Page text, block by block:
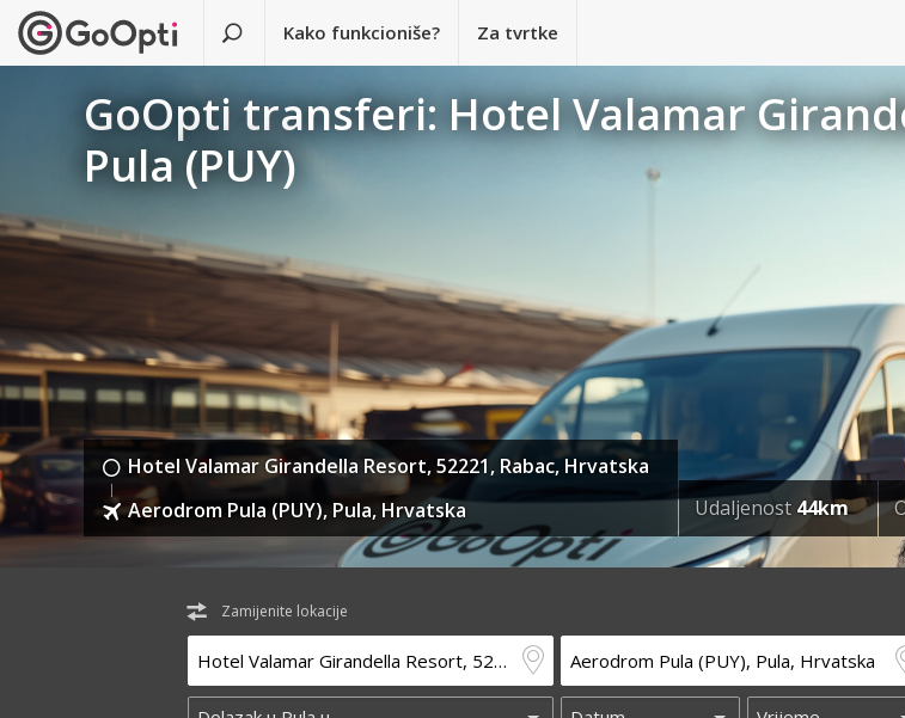
Kako funkcioniše? Za tvrtke
GoOpti transferi: Hotel Valamar
Pula (PUY)
Hotel Valamar Girandella Resort, 52221, Rabac, Hrvatska
Aerodrom Pula (PUY), Pula, Hrvatska
Udaljenost 44km
Zamijenite lokacije